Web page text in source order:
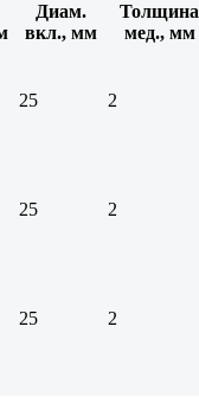
Диам.
вкл., мм
Толщина
мед., мм
25 2
25 2
25 2